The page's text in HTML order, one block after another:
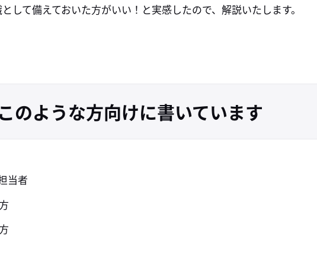
して備えておいた方がいい！と実感したので、解説いたします。
のような方向けに書いています
当者